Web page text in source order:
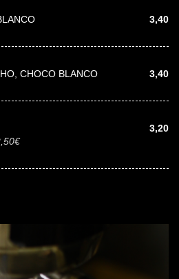
3,40
CHOCO BLANCO 3,40
3,20